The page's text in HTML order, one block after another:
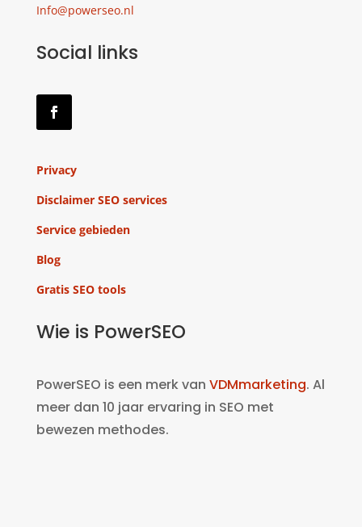
Info@powerseo.nl
Social links
Privacy
Disclaimer SEO services
Service gebieden
Blog
Gratis SEO tools
Wie is PowerSEO
PowerSEO is een merk van VDMmarketing. Al
meer dan 10 jaar ervaring in SEO met
bewezen methodes.